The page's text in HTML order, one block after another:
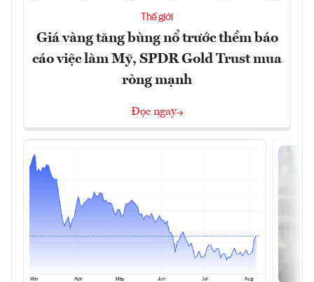
Thế giới
Giá vàng tăng bùng nổ trước thềm báo
cáo việc làm Mỹ, SPDR Gold Trust mua
ròng mạnh
Đọc ngay